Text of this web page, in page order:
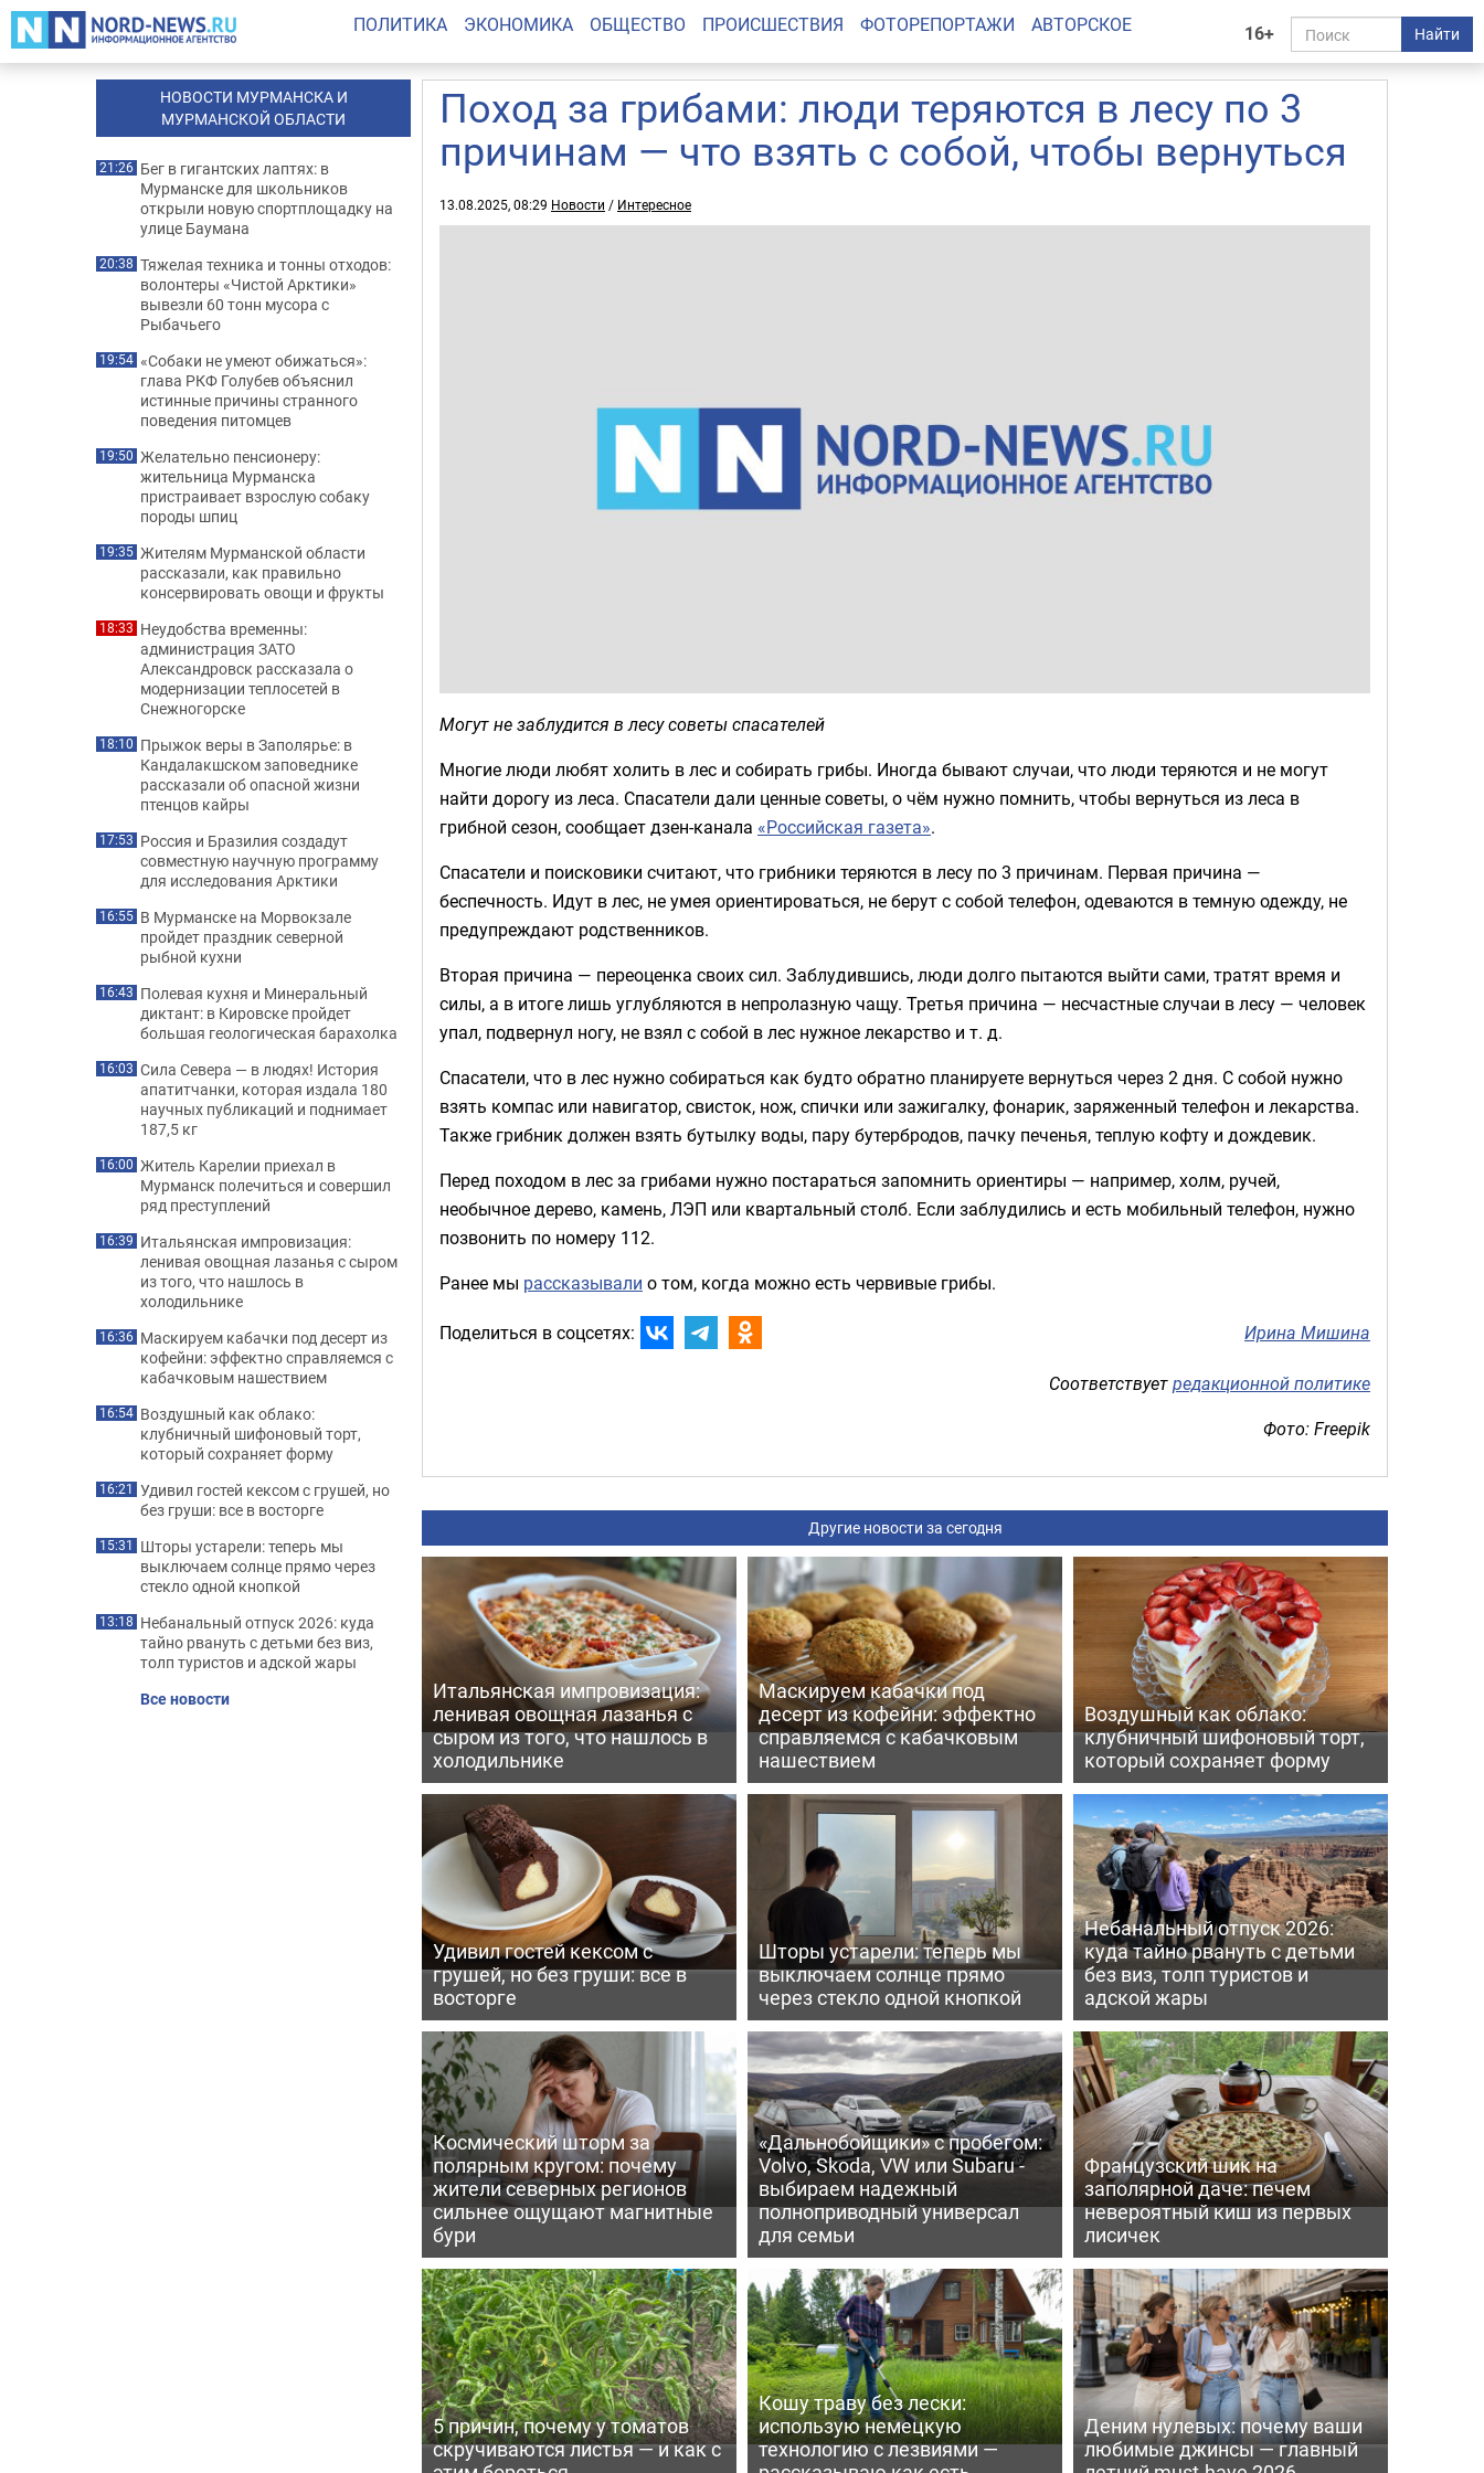
16+ Найти
ПОЛИТИКА ЭКОНОМИКА ОБЩЕСТВО ПРОИСШЕСТВИЯ ФОТОРЕПОРТАЖИ АВТОРСКОЕ
Поход за грибами: люди теряются в лесу по 3
причинам — что взять с собой, чтобы вернуться
13.08.2025, 08:29 Новости / Интересное
Могут не заблудится в лесу советы спасателей
Многие люди любят холить в лес и собирать грибы. Иногда бывают случаи, что люди теряются и не могут
найти дорогу из леса. Спасатели дали ценные советы, о чём нужно помнить, чтобы вернуться из леса в
грибной сезон, сообщает дзен-канала «Российская газета».
Спасатели и поисковики считают, что грибники теряются в лесу по 3 причинам. Первая причина —
беспечность. Идут в лес, не умея ориентироваться, не берут с собой телефон, одеваются в темную одежду, не
предупреждают родственников.
Вторая причина — переоценка своих сил. Заблудившись, люди долго пытаются выйти сами, тратят время и
силы, а в итоге лишь углубляются в непролазную чащу. Третья причина — несчастные случаи в лесу — человек
упал, подвернул ногу, не взял с собой в лес нужное лекарство и т. д.
Спасатели, что в лес нужно собираться как будто обратно планируете вернуться через 2 дня. С собой нужно
взять компас или навигатор, свисток, нож, спички или зажигалку, фонарик, заряженный телефон и лекарства.
Также грибник должен взять бутылку воды, пару бутербродов, пачку печенья, теплую кофту и дождевик.
Перед походом в лес за грибами нужно постараться запомнить ориентиры — например, холм, ручей,
необычное дерево, камень, ЛЭП или квартальный столб. Если заблудились и есть мобильный телефон, нужно
позвонить по номеру 112.
Ранее мы рассказывали о том, когда можно есть червивые грибы.
Поделиться в соцсетях: Ирина Мишина
Соответствуетредакционной политике
Фото: Freepik
Другие новости за сегодня
Итальянская импровизация:
ленивая овощная лазанья с
сыром из того, что нашлось в
холодильнике
Маскируем кабачки под
десерт из кофейни: эффектно
справляемся с кабачковым
нашествием
Воздушный как облако:
клубничный шифоновый торт,
который сохраняет форму
Удивил гостей кексом с
грушей, но без груши: все в
восторге
Шторы устарели: теперь мы
выключаем солнце прямо
через стекло одной кнопкой
Небанальный отпуск 2026:
куда тайно рвануть с детьми
без виз, толп туристов и
адской жары
Космический шторм за
полярным кругом: почему
жители северных регионов
сильнее ощущают магнитные
бури
«Дальнобойщики» с пробегом:
Volvo, Skoda, VW или Subaru -
выбираем надежный
полноприводный универсал
для семьи
Французский шик на
заполярной даче: печем
невероятный киш из первых
лисичек
5 причин, почему у томатов
скручиваются листья — и как с
Кошу траву без лески:
использую немецкую
технологию с лезвиями —
Деним нулевых: почему ваши
любимые джинсы — главный
НОВОСТИ МУРМАНСКА И
МУРМАНСКОЙ ОБЛАСТИ
21:26 Бег в гигантских лаптях: в
Мурманске для школьников
открыли новую спортплощадку на
улице Баумана
20:38 Тяжелая техника и тонны отходов:
волонтеры «Чистой Арктики»
вывезли 60 тонн мусора с
Рыбачьего
19:54 «Собаки не умеют обижаться»:
глава РКФ Голубев объяснил
истинные причины странного
поведения питомцев
19:50 Желательно пенсионеру:
жительница Мурманска
пристраивает взрослую собаку
породы шпиц
19:35 Жителям Мурманской области
рассказали, как правильно
консервировать овощи и фрукты
18:33 Неудобства временны:
администрация ЗАТО
Александровск рассказала о
модернизации теплосетей в
Снежногорске
18:10 Прыжок веры в Заполярье: в
Кандалакшском заповеднике
рассказали об опасной жизни
птенцов кайры
17:53 Россия и Бразилия создадут
совместную научную программу
для исследования Арктики
16:55 В Мурманске на Морвокзале
пройдет праздник северной
рыбной кухни
16:43 Полевая кухня и Минеральный
диктант: в Кировске пройдет
большая геологическая барахолка
16:03 Сила Севера — в людях! История
апатитчанки, которая издала 180
научных публикаций и поднимает
187,5 кг
16:00 Житель Карелии приехал в
Мурманск полечиться и совершил
ряд преступлений
16:39 Итальянская импровизация:
ленивая овощная лазанья с сыром
из того, что нашлось в
холодильнике
16:36 Маскируем кабачки под десерт из
кофейни: эффектно справляемся с
кабачковым нашествием
16:54 Воздушный как облако:
клубничный шифоновый торт,
который сохраняет форму
16:21 Удивил гостей кексом с грушей, но
без груши: все в восторге
15:31 Шторы устарели: теперь мы
выключаем солнце прямо через
стекло одной кнопкой
13:18 Небанальный отпуск 2026: куда
тайно рвануть с детьми без виз,
толп туристов и адской жары
Все новости